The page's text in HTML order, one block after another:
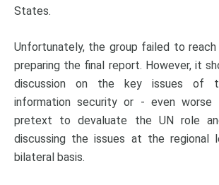
States.
Unfortunately, the group failed to reach
preparing the final report. However, it
discussion on the key issues of
information security or - even
pretext to devaluate the UN role
discussing the issues at the regional
bilateral basis.